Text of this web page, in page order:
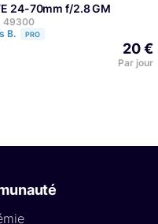
24-70mm f/2.8 GM
49300
B.
PRO
20 €
Par jour